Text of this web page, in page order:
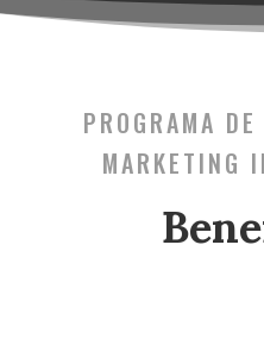
PROGRAMA
MARKETING